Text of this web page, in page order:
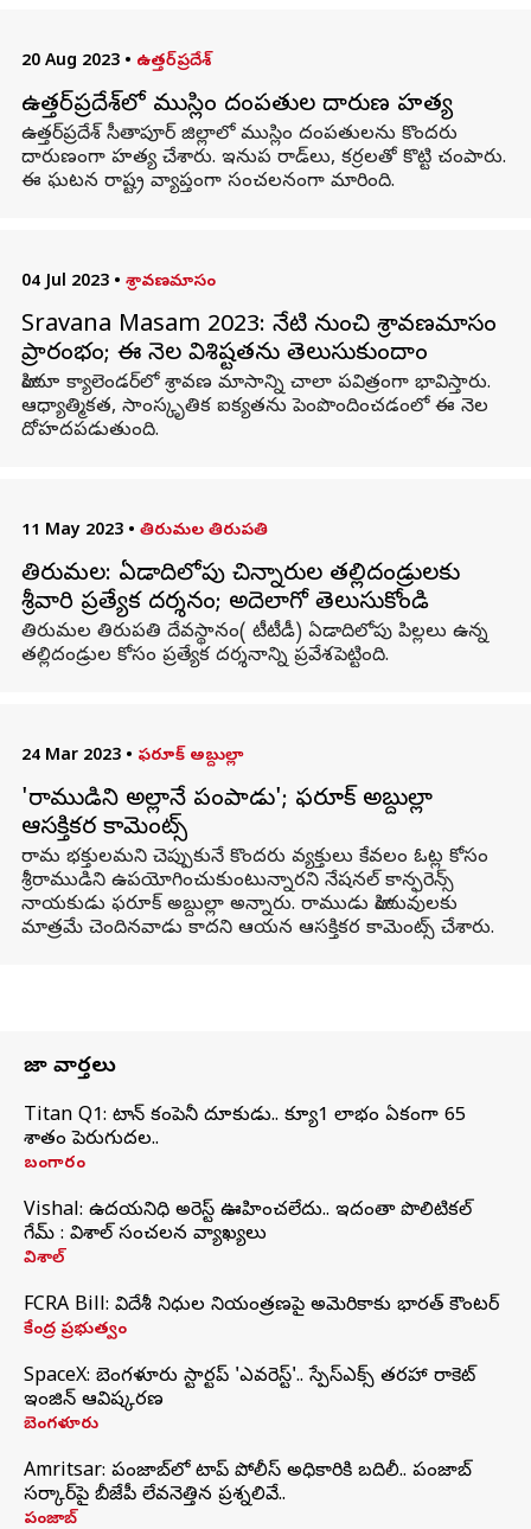
20 Aug 2023 • ఉత్తర్‌ప్రదేశ్
ఉత్తర్‌ప్రదేశ్‌‌లో ముస్లిం దంపతుల దారుణ హత్య
ఉత్తర్‌ప్రదేశ్‌‌ సీతాపూర్ జిల్లాలో ముస్లిం దంపతులను కొందరు
దారుణంగా హత్య చేశారు. ఇనుప రాడ్‌లు, కర్రలతో కొట్టి చంపారు.
ఈ ఘటన రాష్ట్ర వ్యాప్తంగా సంచలనంగా మారింది.
04 Jul 2023 • శ్రావణమాసం
Sravana Masam 2023: నేటి నుంచి శ్రావణమాసం
ప్రారంభం; ఈ నెల విశిష్టతను తెలుసుకుందాం
హిందూ క్యాలెండర్‌లో శ్రావణ మాసాన్ని చాలా పవిత్రంగా భావిస్తారు.
ఆధ్యాత్మికత, సాంస్కృతిక ఐక్యతను పెంపొందించడంలో ఈ నెల
దోహదపడుతుంది.
11 May 2023 • తిరుమల తిరుపతి
తిరుమల: ఏడాదిలోపు చిన్నారుల తల్లిదండ్రులకు
శ్రీవారి ప్రత్యేక దర్శనం; అదెలాగో తెలుసుకోండి
తిరుమల తిరుపతి దేవస్థానం( టీటీడీ) ఏడాదిలోపు పిల్లలు ఉన్న
తల్లిదండ్రుల కోసం ప్రత్యేక దర్శనాన్ని ప్రవేశపెట్టింది.
24 Mar 2023 • ఫరూక్ అబ్దుల్లా
'రాముడిని అల్లానే పంపాడు'; ఫరూక్ అబ్దుల్లా
ఆసక్తికర కామెంట్స్
రామ భక్తులమని చెప్పుకునే కొందరు వ్యక్తులు కేవలం ఓట్ల కోసం
శ్రీరాముడిని ఉపయోగించుకుంటున్నారని నేషనల్ కాన్ఫరెన్స్
నాయకుడు ఫరూక్ అబ్దుల్లా అన్నారు. రాముడు హిందువులకు
మాత్రమే చెందినవాడు కాదని ఆయన ఆసక్తికర కామెంట్స్ చేశారు.
తాజా వార్తలు
Titan Q1: టైటాన్ కంపెనీ దూకుడు.. క్యూ1 లాభం ఏకంగా 65
శాతం పెరుగుదల..
బంగారం
Vishal: ఉదయనిధి అరెస్ట్‌ ఊహించలేదు.. ఇదంతా పొలిటికల్
గేమ్ : విశాల్ సంచలన వ్యాఖ్యలు
విశాల్
FCRA Bill: విదేశీ నిధుల నియంత్రణపై అమెరికాకు భారత్‌ కౌంటర్
కేంద్ర ప్రభుత్వం
SpaceX: బెంగళూరు స్టార్టప్‌ 'ఎవరెస్ట్'.. స్పేస్‌ఎక్స్ తరహా రాకెట్‌
ఇంజిన్‌ ఆవిష్కరణ
బెంగళూరు
Amritsar: పంజాబ్‌లో టాప్ పోలీస్ అధికారికి బదిలీ.. పంజాబ్
సర్కార్‌పై బీజేపీ లేవనెత్తిన ప్రశ్నలివే..
పంజాబ్